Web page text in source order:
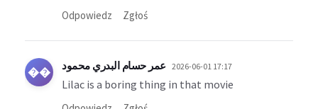
Odpowiedz Zgłoś
�� عمر حسام البدري محمود 2026-06-01 17:17
Lilac is a boring thing in that movie